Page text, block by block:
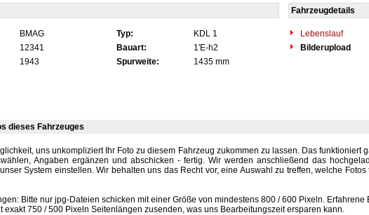
Fahrzeugdetails
BMAG Typ: KDL 1
Lebenslauf
12341 Bauart: 1'E-h2
Bilderupload
1943 Spurweite: 1435 mm
dieses Fahrzeuges
uns unkompliziert Ihr Foto zu diesem Fahrzeug zukommen zu lassen. Das funktioniert
Angaben ergänzen und abschicken - fertig. Wir werden anschließend das
System einstellen. Wir behalten uns das Recht vor, eine Auswahl zu treffen, welche
Bitte nur jpg-Dateien schicken mit einer Größe von mindestens 800 / 600 Pixeln. Erfahrene
exakt 750 / 500 Pixeln Seitenlängen zusenden, was uns Bearbeitungszeit ersparen kann.